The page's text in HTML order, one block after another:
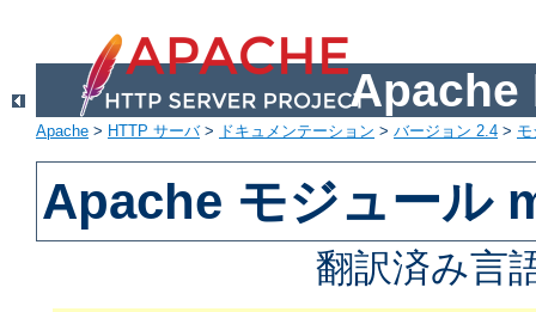
Apache
Apache > HTTP サーバ> ドキュメンテーション > バージョン 2.4 >
Apache モジュール
翻訳済み言